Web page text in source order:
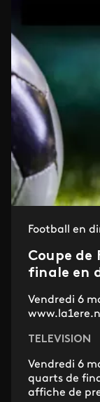
Football en
Coupe de
finale en
Vendredi 6
TELEVISION
Vendredi 6
quarts de
affiche de